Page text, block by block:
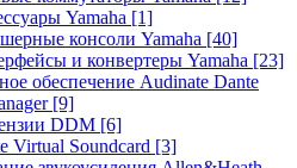
Yamaha [1]
консоли Yamaha [40]
и конвертеры Yamaha [23]
обеспечение Audinate Dante
[9]
DDM [6]
Virtual Soundcard [3]